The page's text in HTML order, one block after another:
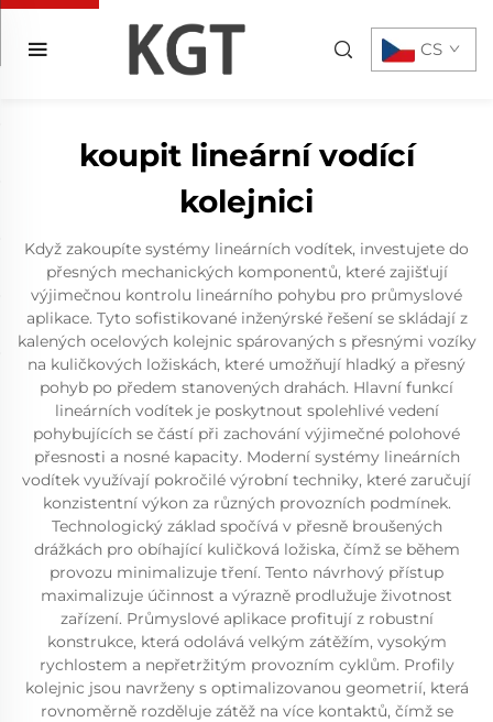
CS
koupit lineární vodící
kolejnici
Když zakoupíte systémy lineárních vodítek, investujete do
přesných mechanických komponentů, které zajišťují
výjimečnou kontrolu lineárního pohybu pro průmyslové
aplikace. Tyto sofistikované inženýrské řešení se skládají z
kalených ocelových kolejnic spárovaných s přesnými vozíky
na kuličkových ložiskách, které umožňují hladký a přesný
pohyb po předem stanovených drahách. Hlavní funkcí
lineárních vodítek je poskytnout spolehlivé vedení
pohybujících se částí při zachování výjimečné polohové
přesnosti a nosné kapacity. Moderní systémy lineárních
vodítek využívají pokročilé výrobní techniky, které zaručují
konzistentní výkon za různých provozních podmínek.
Technologický základ spočívá v přesně broušených
drážkách pro obíhající kuličková ložiska, čímž se během
provozu minimalizuje tření. Tento návrhový přístup
maximalizuje účinnost a výrazně prodlužuje životnost
zařízení. Průmyslové aplikace profitují z robustní
konstrukce, která odolává velkým zátěžím, vysokým
rychlostem a nepřetržitým provozním cyklům. Profily
kolejnic jsou navrženy s optimalizovanou geometrií, která
rovnoměrně rozděluje zátěž na více kontaktů, čímž se